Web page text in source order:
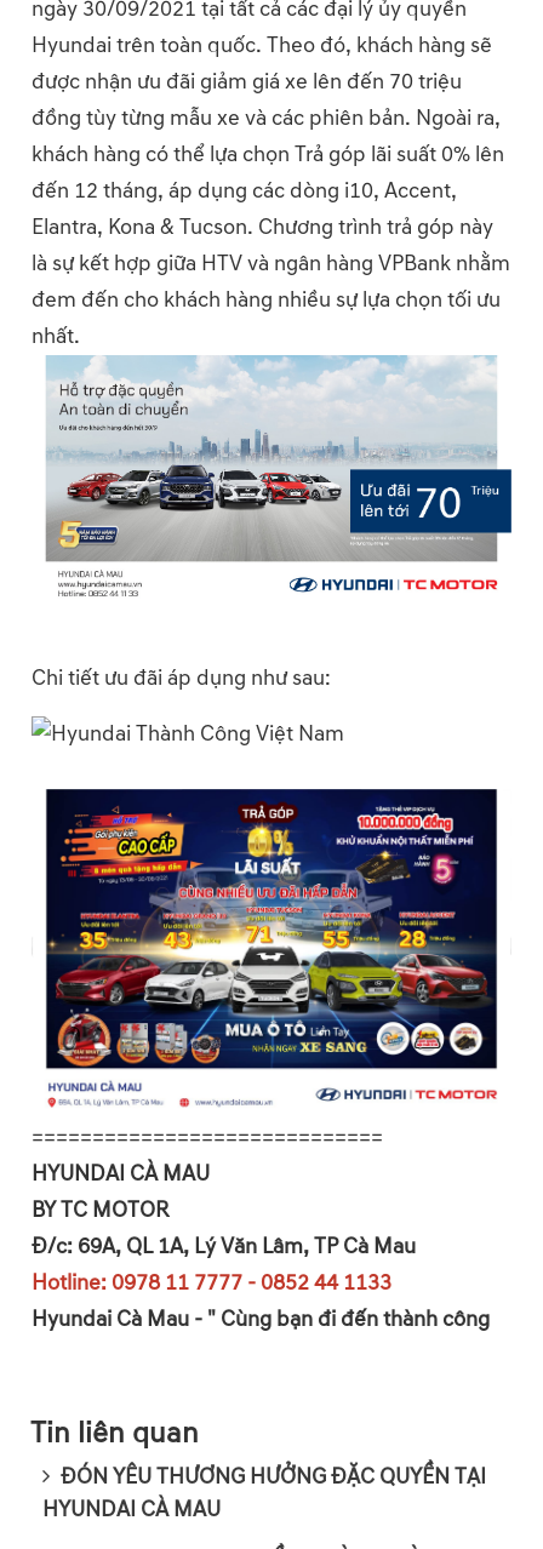
ngày 30/09/2021 tại tất cả các đại lý ủy quyền
Hyundai trên toàn quốc. Theo đó, khách hàng sẽ
được nhận ưu đãi giảm giá xe lên đến 70 triệu
đồng tùy từng mẫu xe và các phiên bản. Ngoài ra,
khách hàng có thể lựa chọn Trả góp lãi suất 0% lên
đến 12 tháng, áp dụng các dòng i10, Accent,
Elantra, Kona & Tucson. Chương trình trả góp này
là sự kết hợp giữa HTV và ngân hàng VPBank nhằm
đem đến cho khách hàng nhiều sự lựa chọn tối ưu
nhất.
Chi tiết ưu đãi áp dụng như sau:
=============================
HYUNDAI CÀ MAU
BY TC MOTOR
Đ/c: 69A, QL 1A, Lý Văn Lâm, TP Cà Mau
Hotline: 0978 11 7777 - 0852 44 1133
Hyundai Cà Mau - " Cùng bạn đi đến thành công
Tin liên quan
ĐÓN YÊU THƯƠNG HƯỞNG ĐẶC QUYỀN TẠI
HYUNDAI CÀ MAU